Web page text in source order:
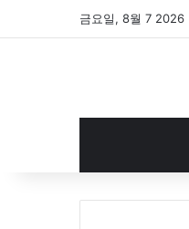
금요일, 8월 7 2026